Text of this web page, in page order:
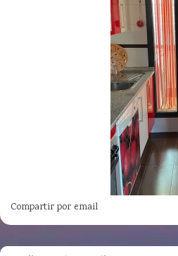
Compartir por email